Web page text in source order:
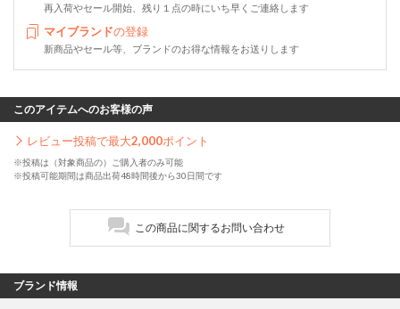
再入荷やセール開始、残り１点の時にいち早くご連絡します
マイブランドの登録
新商品やセール等、ブランドのお得な情報をお送りします
このアイテムへのお客様の声
レビュー投稿で最大2,000ポイント
※投稿は（対象商品の）ご購入者のみ可能
※投稿可能期間は商品出荷48時間後から30日間です
この商品に関するお問い合わせ
ブランド情報